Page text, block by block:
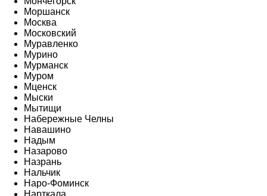
Моршанск
Москва
Московский
Муравленко
Мурино
Мурманск
Муром
Мценск
Мыски
Мытищи
Набережные Челны
Навашино
Надым
Назарово
Назрань
Нальчик
Наро-Фоминск
Нарткала